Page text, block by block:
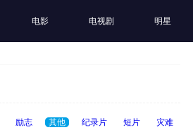
电影 电视剧 明星
励志 其他 纪录片 短片 灾难